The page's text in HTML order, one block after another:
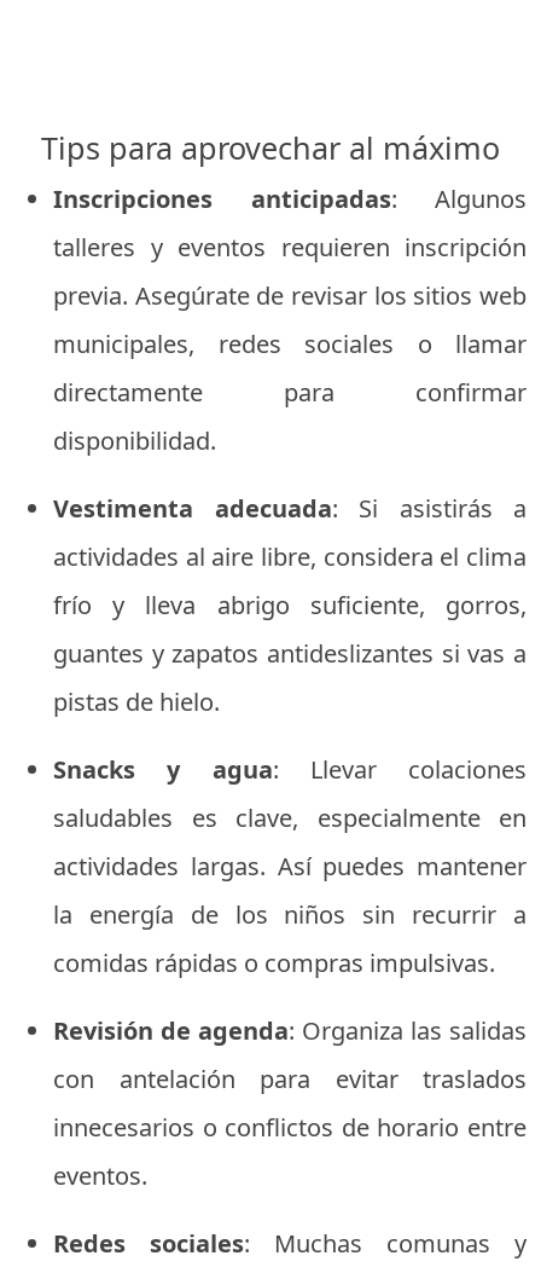
Tips para aprovechar al máximo
Inscripciones anticipadas: Algunos
talleres y eventos requieren inscripción
previa. Asegúrate de revisar los sitios web
municipales, redes sociales o llamar
directamente para confirmar
disponibilidad.
Vestimenta adecuada: Si asistirás a
actividades al aire libre, considera el clima
frío y lleva abrigo suficiente, gorros,
guantes y zapatos antideslizantes si vas a
pistas de hielo.
Snacks y agua: Llevar colaciones
saludables es clave, especialmente en
actividades largas. Así puedes mantener
la energía de los niños sin recurrir a
comidas rápidas o compras impulsivas.
Revisión de agenda: Organiza las salidas
con antelación para evitar traslados
innecesarios o conflictos de horario entre
eventos.
Redes sociales: Muchas comunas y